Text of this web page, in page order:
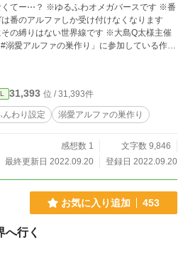
オメガバースです ※番
番のアルファしか受け付けなくなります
はない世界線です ※大島Q太様主催
溺愛アルファの巣作り」に参加している作品
31,393 位 / 31,393件
んわり設定 溺愛アルファの巣作り
感想数 1
文字数 9,846
最終更新日 2022.09.20
登録日 2022.09.20
お気に入り追加 453
へ行く